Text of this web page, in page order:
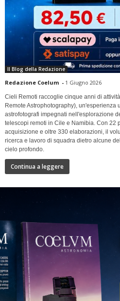
Il Blog della Redazione
Redazione Coelum - 1 Giugno 2026
Cieli Remoti raccoglie cinque anni di
Remote Astrophotography), un'esperienza
astrofotografi impegnati nell'esplorazione
telescopi remoti in Cile e Namibia. Con 22
acquisizione e oltre 330 elaborazioni, il
ricerca e lavoro di squadra dietro alcune
cielo profondo.
Continua a leggere